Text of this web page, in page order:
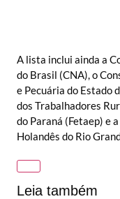
A lista inclui ainda a
do Brasil (CNA), o
e Pecuária do Estado
dos Trabalhadores
do Paraná (Fetaep) e
Holandês do Rio
Leia também